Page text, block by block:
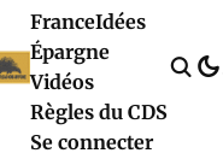
FranceIdées
Épargne
Vidéos
Règles du CDS
Se connecter